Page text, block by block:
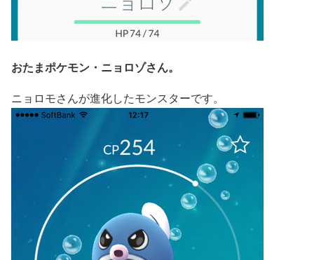
おたまポケモン・ニョロゾさん。
ニョロモさんが進化したモンスターです。